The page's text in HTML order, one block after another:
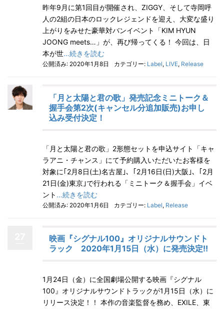
昨年9月に第1回目が開催され、ZIGGY、そして寺岡呼
人の2組の日本のロックレジェンドを迎え、大変な盛り
上がりをみせた豪華対バンイベント「KIM HYUN
JOONG meets…」が、再び帰ってくる！ 今回は、日
本が世…続きを読む
公開済み: 2020年1月8日 カテゴリー: Label, LIVE, Release
「月と太陽と君の歌」発売記念ミニトーク＆
握手会第2次(キャンセル分追加販売)お申し
込み受付決定！
「月と太陽と君の歌」2形態セットを申込サイト「キャ
ラアニ・チャンス」にて予約購入いただいたお客様を
対象に｢2月8日(土)名古屋｣、｢2月16日(日)大阪｣、｢2月
21日(金)東京｣で行われる「ミニトーク＆握手会」イベ
ント …続きを読む
公開済み: 2020年1月6日 カテゴリー: Label, Release
映画『シグナル100』オリジナルサウンドト
ラック 2020年1月15日（水）に発売決定!!
1月24日（金）に全国劇場公開する映画『シグナル
100』オリジナルサウンドトラックが1月15日（水）に
リリース決定！！ 本作の音楽監督を務め、EXILE、東